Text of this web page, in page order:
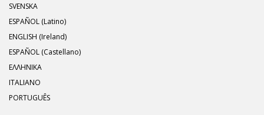
SVENSKA
ESPAÑOL (Latino)
ENGLISH (Ireland)
ESPAÑOL (Castellano)
ΕΛΛΗΝΙΚA
ITALIANO
PORTUGUÊS